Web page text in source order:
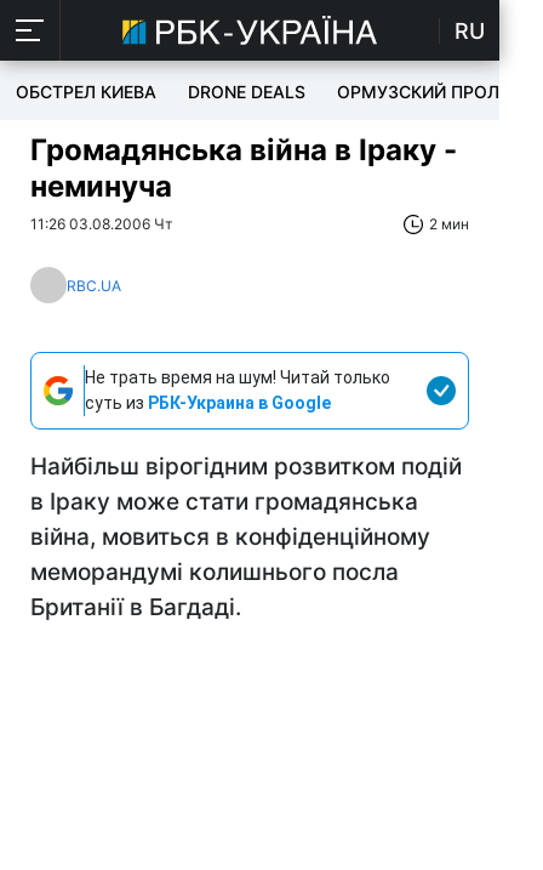
RU
ОБСТРЕЛ КИЕВА DRONE DEALS ОРМУЗСКИЙ ПРОЛИВ
Громадянська війна в Іраку -
неминуча
11:26 03.08.2006 Чт 2 мин
RBC.UA
Не трать время на шум! Читай только
суть из РБК-Украина в Google
Найбільш вірогідним розвитком подій
в Іраку може стати громадянська
війна, мовиться в конфіденційному
меморандумі колишнього посла
Британії в Багдаді.